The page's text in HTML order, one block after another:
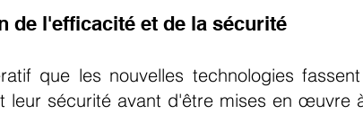
de l'efficacité et de la sécurité
que les nouvelles technologies
leur sécurité avant d'être mises en œuvre